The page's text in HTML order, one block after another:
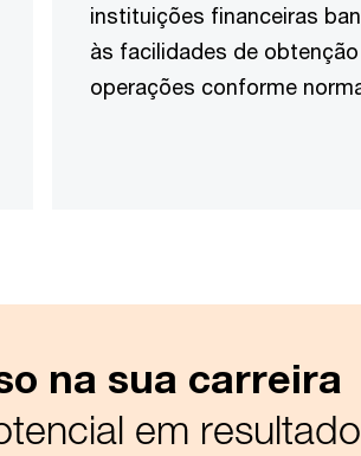
instituições financeiras
às facilidades de
operações conforme
na sua carreira
em